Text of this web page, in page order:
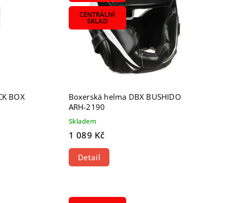
BOX
CENTRÁLNÍ
SKLAD
Boxerská helma DBX BUSHIDO
ARH-2190
Skladem
1 089 Kč
Detail